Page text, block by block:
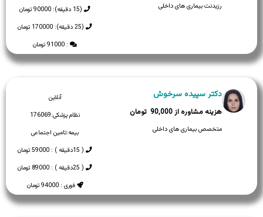
(15 دقیقه): 90000 تومان
(25 دقیقه): 170000 تومان
: 91000 تومان
رزیدنت بیماری های داخلی
آنلاین
نظام پزشکی:176069
بیمه:تامین اجتماعی
( 15دقیقه ) : 59000 تومان
( 25دقیقه ) : 89000 تومان
فوری : 94000 تومان
دکتر سپیده سرخوش
90,000
متخصص بیماری های داخلی